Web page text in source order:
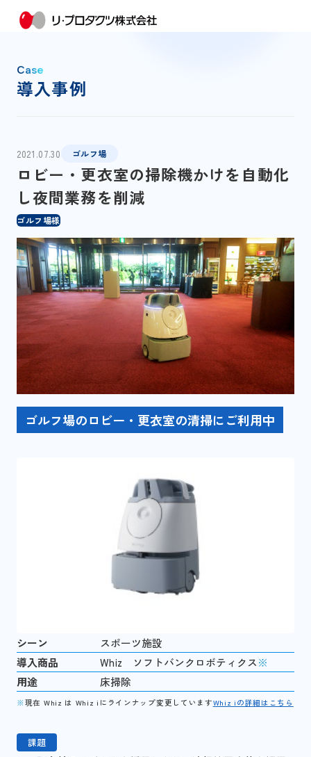
Case
導入事例
2021.07.30 ゴルフ場
ロビー・更衣室の掃除機かけを自動化
し夜間業務を削減
ゴルフ場様
ゴルフ場のロビー・更衣室の清掃にご利用中
シーン
スポーツ施設
導入商品
Whiz ソフトバンクロボティクス※
用途
床掃除
※ 現在 Whiz は Whiz iにラインナップ変更していますWhiz iの詳細はこちら
課題